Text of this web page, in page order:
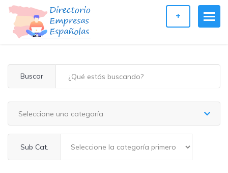
+
Buscar
Seleccione una categoría
Sub Cat.